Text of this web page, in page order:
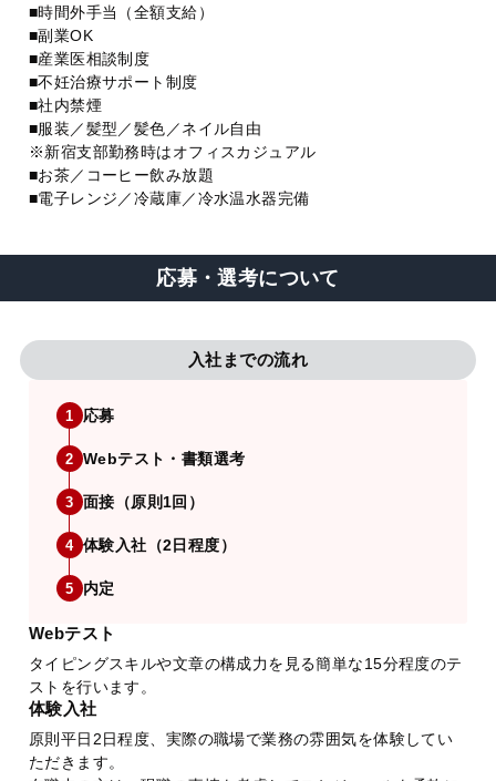
■時間外手当（全額支給）
■副業OK
■産業医相談制度
■不妊治療サポート制度
■社内禁煙
■服装／髪型／髪色／ネイル自由
※新宿支部勤務時はオフィスカジュアル
■お茶／コーヒー飲み放題
■電子レンジ／冷蔵庫／冷水温水器完備
応募・選考について
入社までの流れ
1 応募
2 Webテスト・書類選考
3 面接（原則1回）
4 体験入社（2日程度）
5 内定
Webテスト
タイピングスキルや文章の構成力を見る簡単な15分程度のテ
ストを行います。
体験入社
原則平日2日程度、実際の職場で業務の雰囲気を体験してい
ただきます。